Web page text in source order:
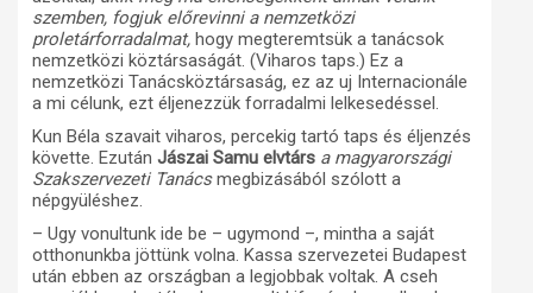
szemben, fogjuk előrevinni a nemzetközi
proletárforradalmat, hogy megteremtsük a tanácsok
nemzetközi köztársaságát. (Viharos taps.) Ez a
nemzetközi Tanácsköztársaság, ez az uj Internacionále
a mi célunk, ezt éljenezzük forradalmi lelkesedéssel.
Kun Béla szavait viharos, percekig tartó taps és éljenzés
követte. Ezután Jászai Samu elvtárs a magyarországi
Szakszervezeti Tanácsmegbizásából szólott a
népgyüléshez.
– Ugy vonultunk ide be – ugymond –, mintha a saját
otthonunkba jöttünk volna. Kassa szervezetei Budapest
után ebben az országban a legjobbak voltak. A cseh